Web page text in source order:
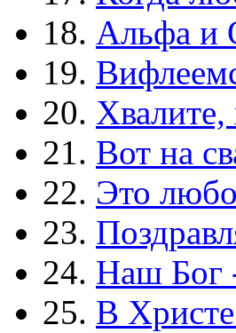
18. Альфа и
19.
20. Хвалите,
21. Вот на
22. Это
23.
24. Наш Бог
25. В